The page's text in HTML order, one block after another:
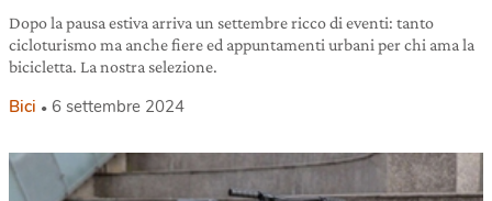
Dopo la pausa estiva arriva un settembre ricco di eventi: tanto
cicloturismo ma anche fiere ed appuntamenti urbani per chi ama la
bicicletta. La nostra selezione.
Bici 6 settembre 2024